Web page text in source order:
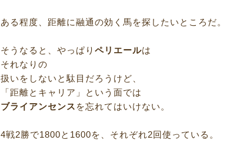
ある程度、距離に融通の効く馬を探したいところだ。
そうなると、やっぱりペリエールは
それなりの
扱いをしないと駄目だろうけど、
「距離とキャリア」という面では
ブライアンセンス を忘れてはいけない。
4戦2勝で1800と1600を、それぞれ2回使っている。